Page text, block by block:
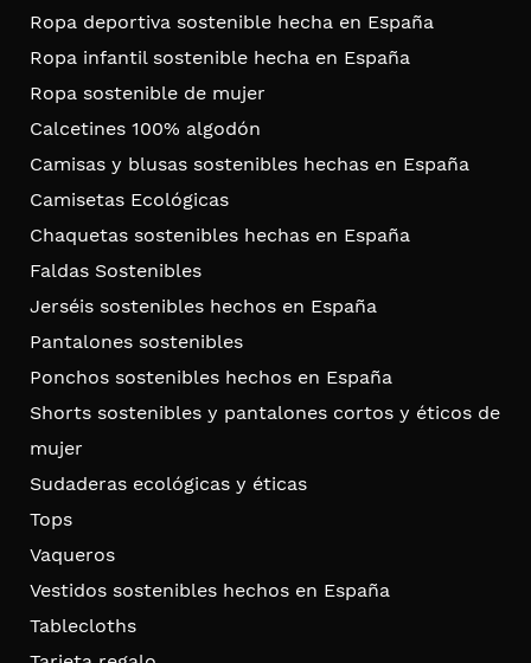
Ropa deportiva sostenible hecha en España
Ropa infantil sostenible hecha en España
Ropa sostenible de mujer
Calcetines 100% algodón
Camisas y blusas sostenibles hechas en España
Camisetas Ecológicas
Chaquetas sostenibles hechas en España
Faldas Sostenibles
Jerséis sostenibles hechos en España
Pantalones sostenibles
Ponchos sostenibles hechos en España
Shorts sostenibles y pantalones cortos y éticos de
mujer
Sudaderas ecológicas y éticas
Tops
Vaqueros
Vestidos sostenibles hechos en España
Tablecloths